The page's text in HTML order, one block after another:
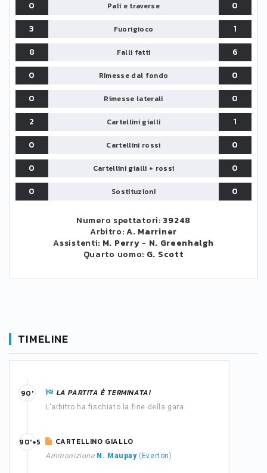
0 Pali e traverse
0
3
Fuorigioco
1
8
Falli fatti
6
0
Rimesse dal fondo
0
0
Rimesse laterali
0
2
Cartellini gialli
1
0
Cartellini rossi
0
0
Cartellini gialli + rossi
0
0
Sostituzioni 0
Numero spettatori: 39248
Arbitro:A. Marriner
Assistenti: M. Perry - N. Greenhalgh
Quarto uomo: G. Scott
TIMELINE
LA PARTITA È TERMINATA!
L'arbitro ha fischiato la fine della gara.
90'
CARTELLINO GIALLO
Ammonizione N. Maupay( Everton)
90'+5